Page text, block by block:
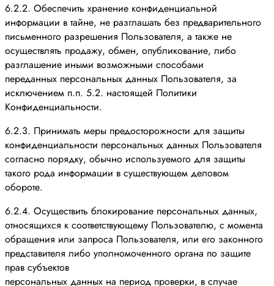
6.2.2. Обеспечить хранение конфиденциальной
информации в тайне, не разглашать без предварительного
письменного разрешения Пользователя, а также не
осуществлять продажу, обмен, опубликование, либо
разглашение иными возможными способами
переданных персональных данных Пользователя, за
исключением п.п. 5.2. настоящей Политики
Конфиденциальности.
6.2.3. Принимать меры предосторожности для защиты
конфиденциальности персональных данных Пользователя
согласно порядку, обычно используемого для защиты
такого рода информации в существующем деловом
обороте.
6.2.4. Осуществить блокирование персональных данных,
относящихся к соответствующему Пользователю, с момента
обращения или запроса Пользователя, или его законного
представителя либо уполномоченного органа по защите
прав субъектов
персональных данных на период проверки, в случае